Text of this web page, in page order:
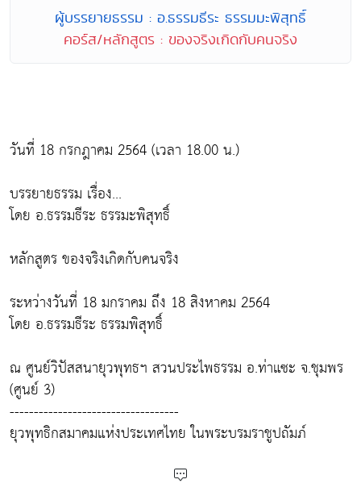
ผู้บรรยายธรรม : อ.ธรรมธีระ ธรรมมะพิสุทธิ์
คอร์ส/หลักสูตร : ของจริงเกิดกับคนจริง
วันที่ 18 กรกฎาคม 2564 (เวลา 18.00 น.)
บรรยายธรรม เรื่อง...
โดย อ.ธรรมธีระ ธรรมะพิสุทธิ์
หลักสูตร ของจริงเกิดกับคนจริง
ระหว่างวันที่ 18 มกราคม ถึง 18 สิงหาคม 2564
โดย อ.ธรรมธีระ ธรรมพิสุทธิ์
ณ ศูนย์วิปัสสนายุวพุทธฯ สวนประไพธรรม อ.ท่าแซะ จ.ชุมพร
(ศูนย์ 3)
-----------------------------------
ยุวพุทธิกสมาคมแห่งประเทศไทย ในพระบรมราชูปถัมภ์